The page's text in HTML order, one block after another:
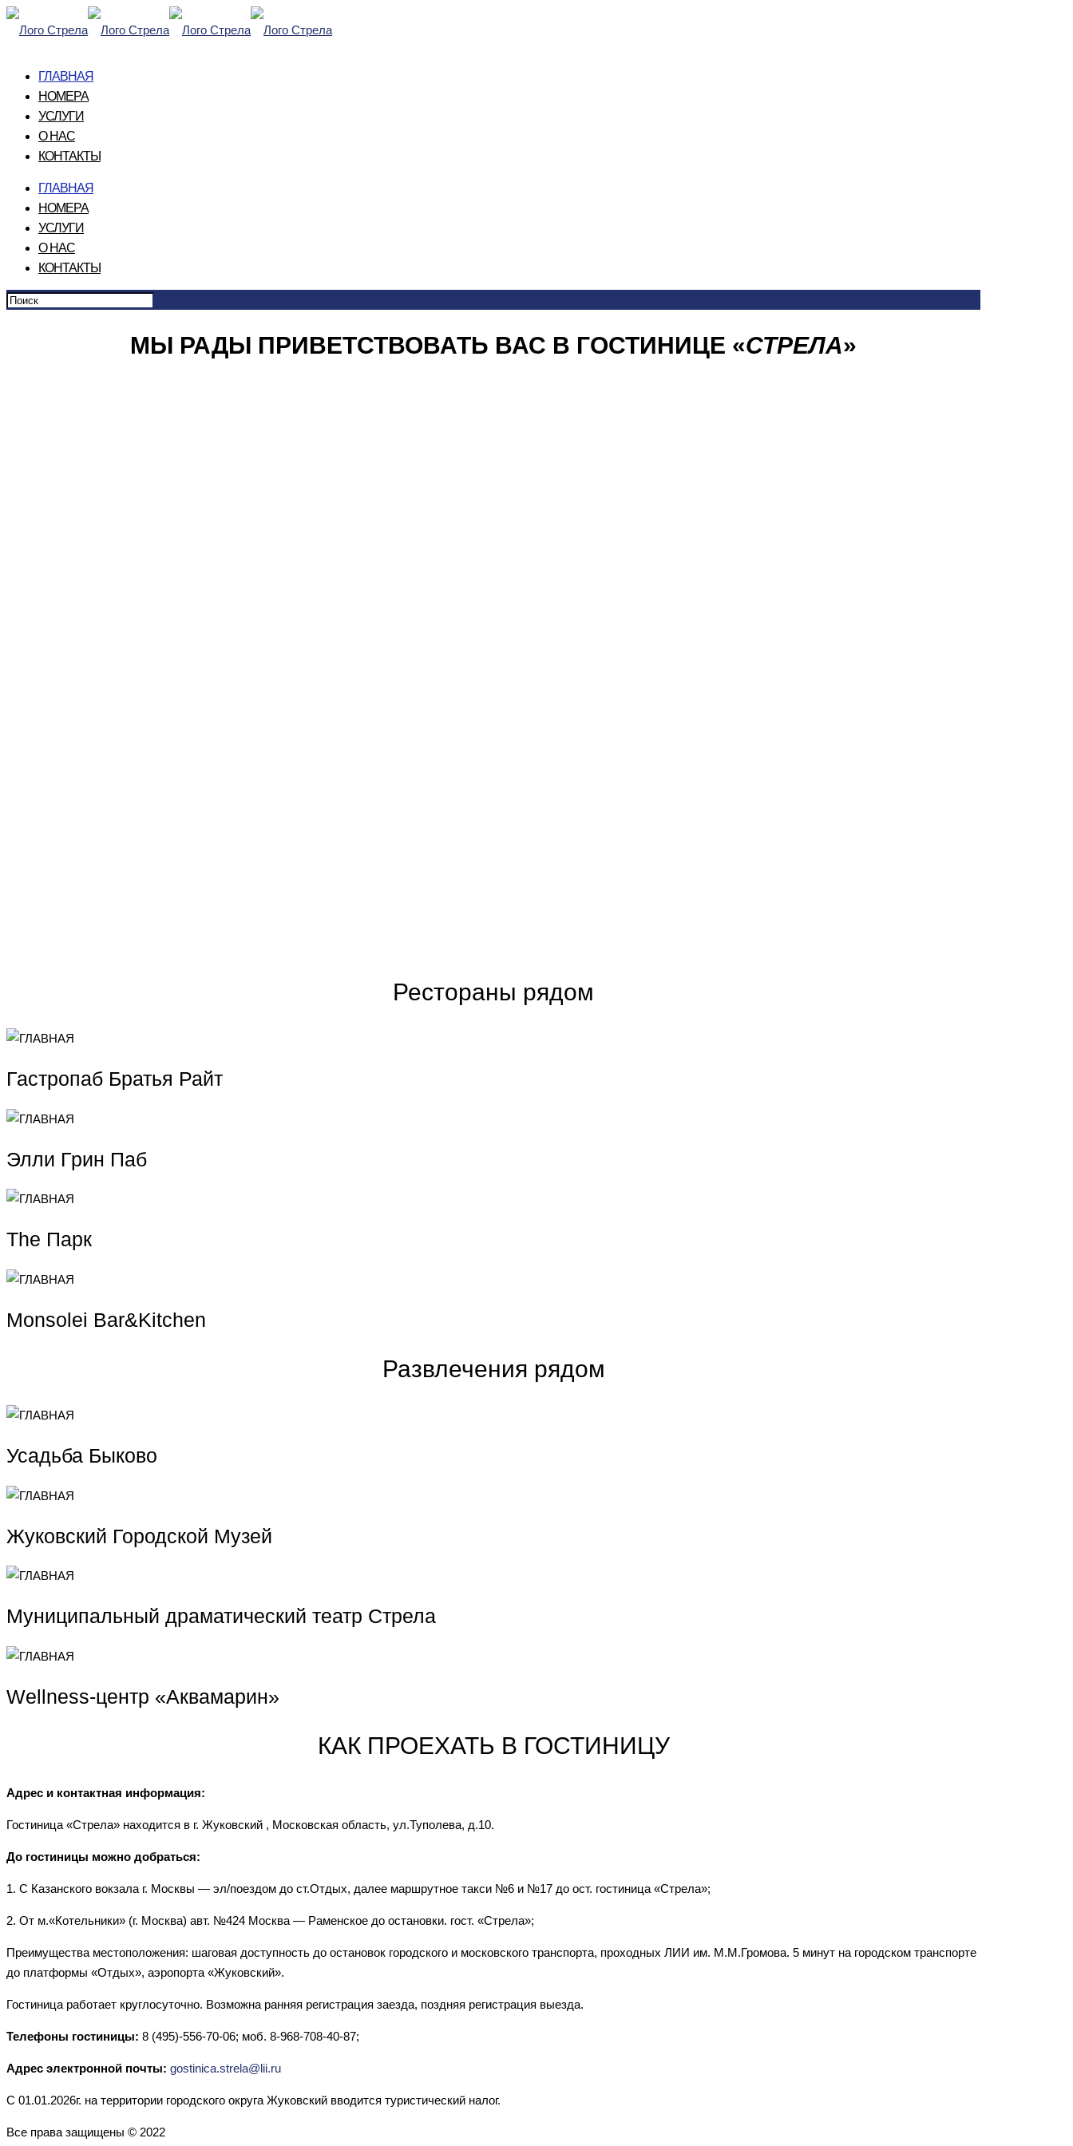
ГЛАВНАЯ
НОМЕРА
УСЛУГИ
О НАС
КОНТАКТЫ
ГЛАВНАЯ
НОМЕРА
УСЛУГИ
О НАС
КОНТАКТЫ
МЫ РАДЫ ПРИВЕТСТВОВАТЬ ВАС В ГОСТИНИЦЕ «СТРЕЛА»
Рестораны рядом
Гастропаб Братья Райт
Элли Грин Паб
The Парк
Monsolei Bar&Kitchen
Развлечения рядом
Усадьба Быково
Жуковский Городской Музей
Муниципальный драматический театр Стpела
Wellness-центр «Аквамарин»
КАК ПРОЕХАТЬ В ГОСТИНИЦУ
Адрес и контактная информация:
Гостиница «Стрела» находится в г. Жуковский , Московская область, ул.Туполева, д.10.
До гостиницы можно добраться:
1. С Казанского вокзала г. Москвы — эл/поездом до ст.Отдых, далее маршрутное такси №6 и №17 до ост. гостиница «Стрела»;
2. От м.«Котельники» (г. Москва) авт. №424 Москва — Раменское до остановки. гост. «Стрела»;
Преимущества местоположения: шаговая доступность до остановок городского и московского транспорта, проходных ЛИИ им. М.М.Громова. 5 минут на городском транспорте
до платформы «Отдых», аэропорта «Жуковский».
Гостиница работает круглосуточно. Возможна ранняя регистрация заезда, поздняя регистрация выезда.
Телефоны гостиницы: 8 (495)-556-70-06; моб. 8-968-708-40-87;
Адрес электронной почты: gostinica.strela@lii.ru
С 01.01.2026г. на территории городского округа Жуковский вводится туристический налог.
Все права защищены © 2022